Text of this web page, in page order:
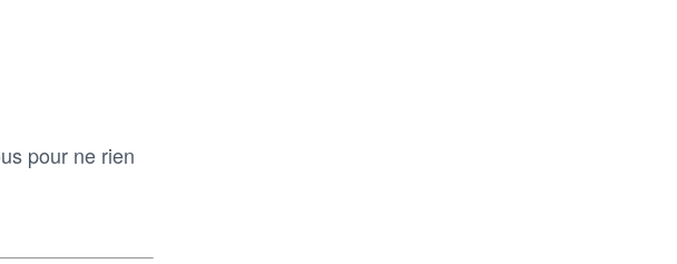
pour ne rien